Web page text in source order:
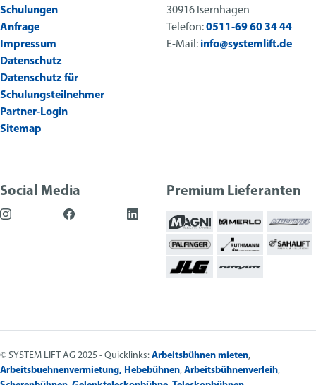
Schulungen
Anfrage
Impressum
Datenschutz
Datenschutz für
Schulungsteilnehmer
Partner-Login
Sitemap
30916 Isernhagen
Telefon:0511-69 60 34 44
E-Mail: info@systemlift.de
Social Media Premium Lieferanten
© SYSTEM LIFT AG 2025 - Quicklinks: Arbeitsbühnen mieten,
Arbeitsbuehnenvermietung, Hebebühnen, Arbeitsbühnenverleih,